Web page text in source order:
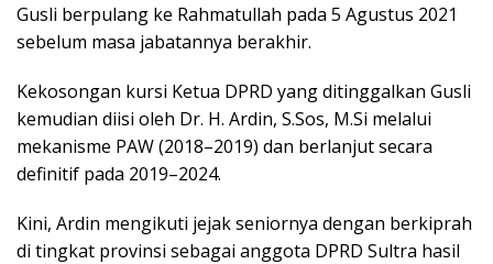
Gusli berpulang ke Rahmatullah pada 5 Agustus 2021
sebelum masa jabatannya berakhir.
​Kekosongan kursi Ketua DPRD yang ditinggalkan Gusli
kemudian diisi oleh Dr. H. Ardin, S.Sos, M.Si melalui
mekanisme PAW (2018–2019) dan berlanjut secara
definitif pada 2019–2024.
Kini, Ardin mengikuti jejak seniornya dengan berkiprah
di tingkat provinsi sebagai anggota DPRD Sultra hasil